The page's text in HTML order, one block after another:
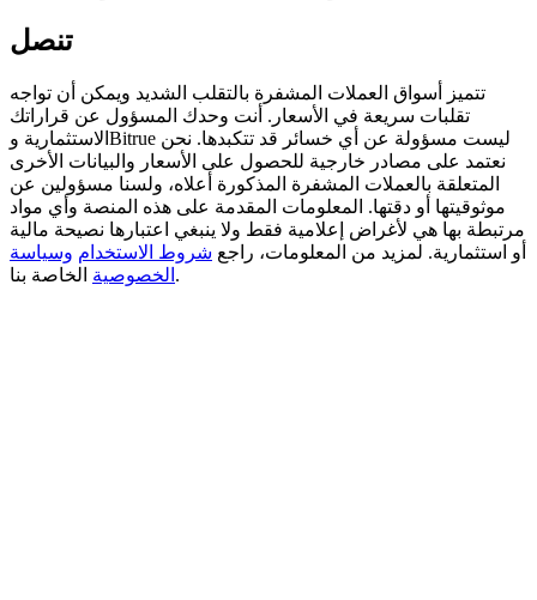
Deposit CASHCAT & Win
Share 500000 CASHCAT prize pool
Exclusive for BitMart Users
تنصل
تتميز أسواق العملات المشفرة بالتقلب الشديد ويمكن أن تواجه
تقلبات سريعة في الأسعار. أنت وحدك المسؤول عن قراراتك
الاستثمارية وBitrue ليست مسؤولة عن أي خسائر قد تتكبدها. نحن
نعتمد على مصادر خارجية للحصول على الأسعار والبيانات الأخرى
المتعلقة بالعملات المشفرة المذكورة أعلاه، ولسنا مسؤولين عن
موثوقيتها أو دقتها. المعلومات المقدمة على هذه المنصة وأي مواد
مرتبطة بها هي لأغراض إعلامية فقط ولا ينبغي اعتبارها نصيحة مالية
أو استثمارية. لمزيد من المعلومات، راجع شروط الاستخدام وسياسة
الخصوصية الخاصة بنا.